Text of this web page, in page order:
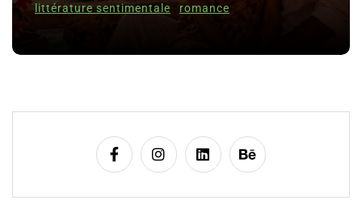
littérature sentimentale romance